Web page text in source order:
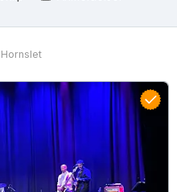
Hornslet